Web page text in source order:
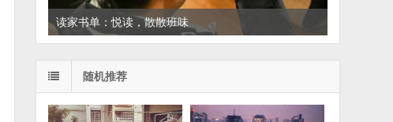
读家书单：悦读，散散班味
随机推荐